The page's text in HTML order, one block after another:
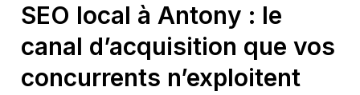
SEO local à Antony : le
canal d’acquisition que vos
concurrents n’exploitent